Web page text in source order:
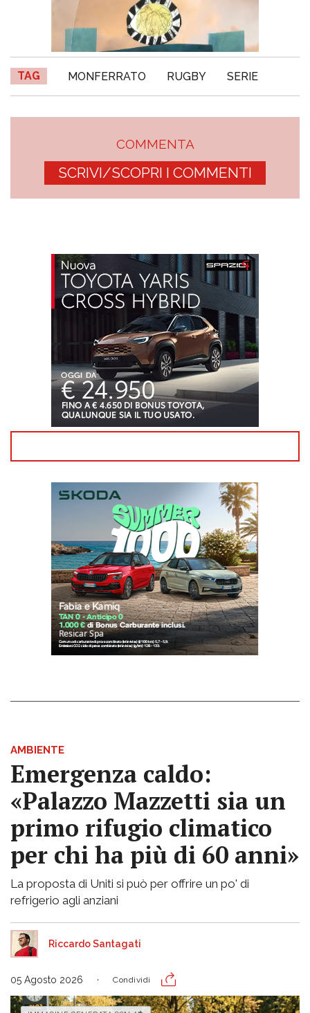
TAG MONFERRATO RUGBY SERIE
COMMENTA
SCRIVI/SCOPRI I COMMENTI
AMBIENTE
Emergenza caldo:
«Palazzo Mazzetti sia un
primo rifugio climatico
per chi ha più di 60 anni»
La proposta di Uniti si può per offrire un po' di
refrigerio agli anziani
Riccardo Santagati
05 Agosto 2026 Condividi